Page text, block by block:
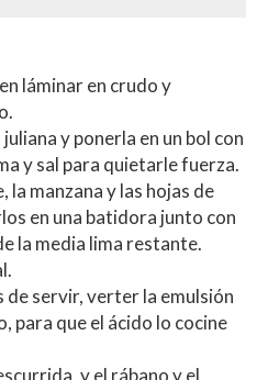
láminar en crudo y
y ponerla en un bol con
y sal para quietarle fuerza.
la manzana y las hojas de
en una batidora junto con
la media lima restante.
de servir, verter la emulsión
para que el ácido lo cocine
y el rábano y el